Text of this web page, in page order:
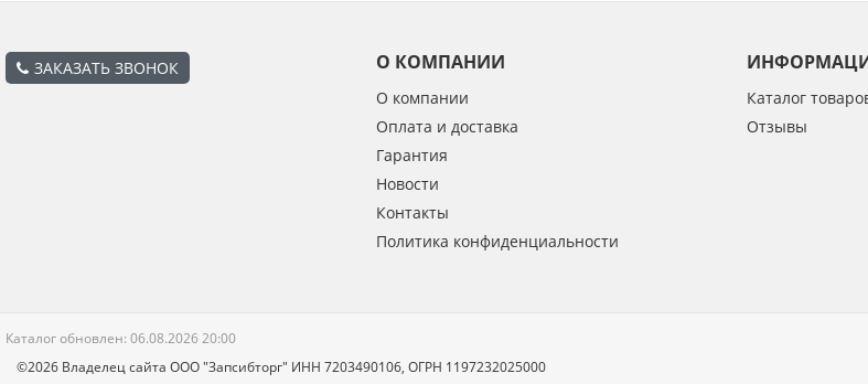
ЗАКАЗАТЬ ЗВОНОК О КОМПАНИИ
О компании
Оплата и доставка
Гарантия
Новости
Контакты
Политика конфиденциальности
Каталог
Отзывы
Каталог обновлен: 06.08.2026 20:00
©2026 Владелец сайта ООО "Запсибторг" ИНН 7203490106, ОГРН 1197232025000